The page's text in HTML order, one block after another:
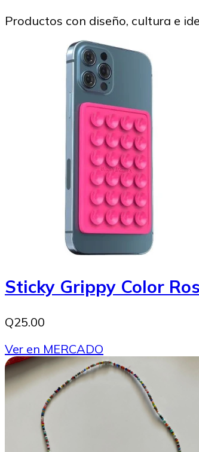
Productos con diseño, cultura e
Sticky Grippy Color
Q25.00
Ver en MERCADO